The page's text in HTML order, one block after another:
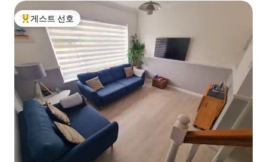
상위 게스트 선호
게스트 선호